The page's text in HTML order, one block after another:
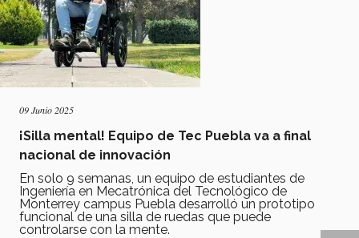
09 Junio 2025
¡Silla mental! Equipo de Tec Puebla va a final
nacional de innovación
En solo 9 semanas, un equipo de estudiantes de
Ingeniería en Mecatrónica del Tecnológico de
Monterrey campus Puebla desarrolló un prototipo
funcional de una silla de ruedas que puede
controlarse con la mente.